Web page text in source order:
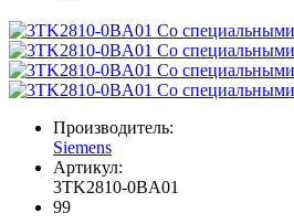
Производитель:
Siemens
Артикул:
3TK2810-0BA01
99